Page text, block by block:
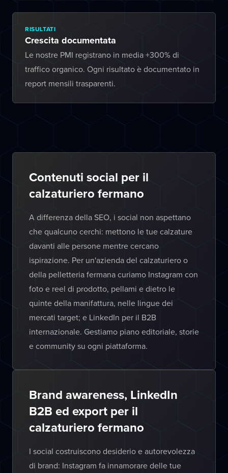
RISULTATI
Crescita documentata
Le nostre PMI registrano in media +300% di
traffico organico. Ogni risultato è documentato in
report mensili trasparenti.
Contenuti social per il
calzaturiero fermano
A differenza della SEO, i social non aspettano
che qualcuno cerchi: mettono le tue calzature
davanti alle persone mentre cercano
ispirazione. Per un'azienda del calzaturiero o
della pelletteria fermana curiamo Instagram con
foto e reel di prodotto, pellami e dietro le
quinte della manifattura, nelle lingue dei
mercati target; e LinkedIn per il B2B
internazionale. Gestiamo piano editoriale, storie
e community su ogni piattaforma.
Brand awareness, LinkedIn
B2B ed export per il
calzaturiero fermano
I social costruiscono desiderio e autorevolezza
di brand: Instagram fa innamorare delle tue